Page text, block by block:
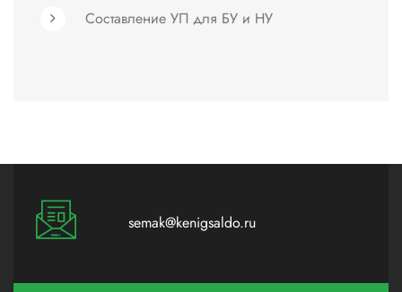
Составление УП для БУ и НУ
semak@kenigsaldo.ru